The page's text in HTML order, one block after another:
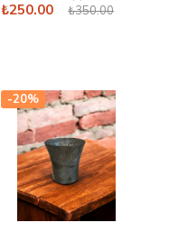
₺250.00 ₺350.00
-20%